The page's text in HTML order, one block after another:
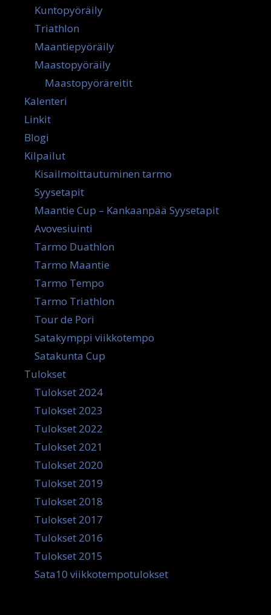
Kuntopyöräily
Triathlon
Maantiepyöräily
Maastopyöräily
Maastopyöräreitit
Kalenteri
Linkit
Blogi
Kilpailut
Kisailmoittautuminen tarmo
Syysetapit
Maantie Cup – Kankaanpää Syysetapit
Avovesiuinti
Tarmo Duathlon
Tarmo Maantie
Tarmo Tempo
Tarmo Triathlon
Tour de Pori
Satakymppi viikkotempo
Satakunta Cup
Tulokset
Tulokset 2024
Tulokset 2023
Tulokset 2022
Tulokset 2021
Tulokset 2020
Tulokset 2019
Tulokset 2018
Tulokset 2017
Tulokset 2016
Tulokset 2015
Sata10 viikkotempotulokset